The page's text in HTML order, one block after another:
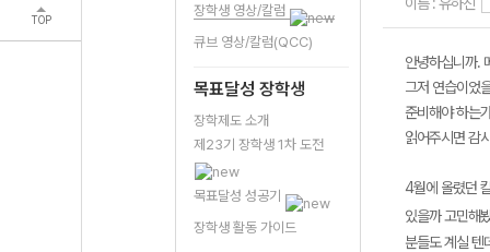
TOP
장학생 영상/칼럼
큐브 영상/칼럼(QCC)
목표달성 장학생
장학제도 소개
제23기 장학생 1차 도전
목표달성 성공기
장학생 활동 가이드
안녕하십니까.
그저 연습이었
준비해야 하는
읽어주시면 감
4월에 올렸던
있을까 고민해
분들도 계실 텐